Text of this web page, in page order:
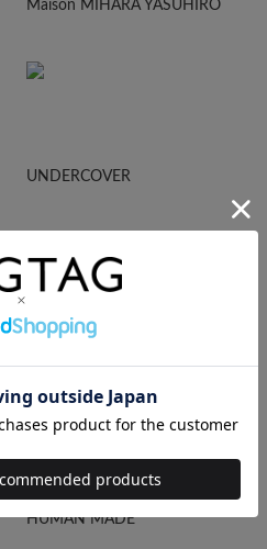
Maison MIHARA YASUHIRO
UNDERCOVER
HUMAN MADE